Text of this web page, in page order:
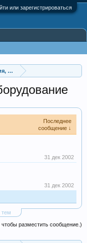
или зарегистрироваться
оборудование для произв
Последнее
сообщение ↓
31 дек 2002
31 дек 2002
тем
разместить сообщение.)